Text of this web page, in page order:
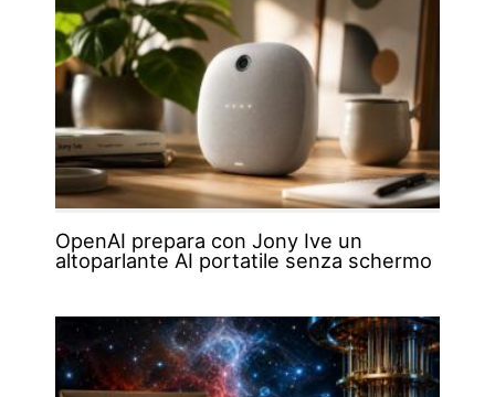
OpenAI prepara con Jony Ive un
altoparlante AI portatile senza schermo